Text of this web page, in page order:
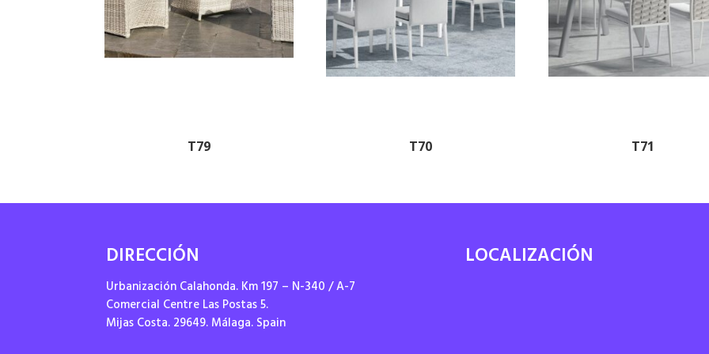
T79 T70 T71
DIRECCIÓN
Urbanización Calahonda. Km 197 – N-340 / A-7
Comercial Centre Las Postas 5.
Mijas Costa. 29649. Málaga. Spain
LOCALIZACIÓN